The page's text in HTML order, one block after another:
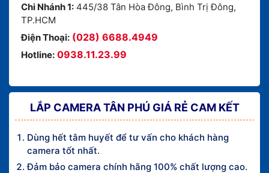
Chi Nhánh 1: 445/38 Tân Hòa Đông, Bình Trị Đông,
TP.HCM
Điện Thoại: (028) 6688.4949
Hotline: 0938.11.23.99
LẮP CAMERA TÂN PHÚ GIÁ RẺ CAM KẾT
Dùng hết tâm huyết để tư vấn cho khách hàng
camera tốt nhất.
Đảm bảo camera chính hãng 100% chất lượng cao.